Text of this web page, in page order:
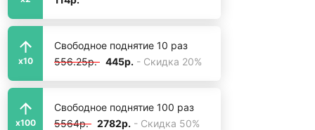
x10
Свободное поднятие 10 раз
556.25р. 445р. - Скидка 20%
x100
Свободное поднятие 100 раз
5564р. 2782р. - Скидка 50%